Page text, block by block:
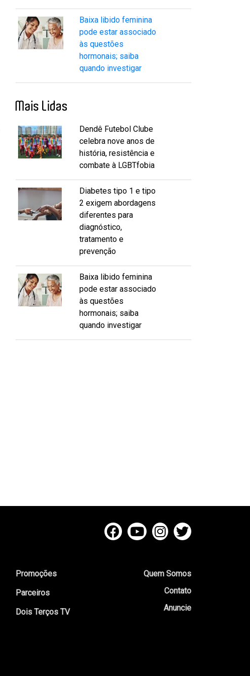
Baixa libido feminina
pode estar associado
às questões
hormonais; saiba
quando investigar
Mais Lidas
Dendê Futebol Clube
celebra nove anos de
história, resistência e
combate à LGBTfobia
Diabetes tipo 1 e tipo
2 exigem abordagens
diferentes para
diagnóstico,
tratamento e
prevenção
Baixa libido feminina
pode estar associado
às questões
hormonais; saiba
quando investigar
Promoções
Parceiros
Dois Terços TV
Quem Somos
Contato
Anuncie